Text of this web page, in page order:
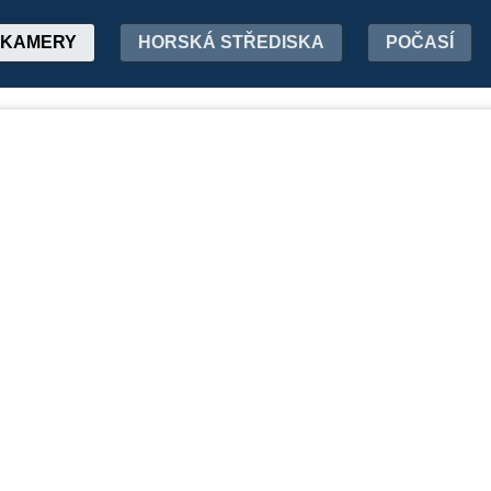
KAMERY HORSKÁ STŘEDISKA POČASÍ